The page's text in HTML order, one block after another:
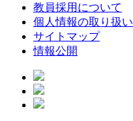
教員採用について
個人情報の取り扱い
サイトマップ
情報公開